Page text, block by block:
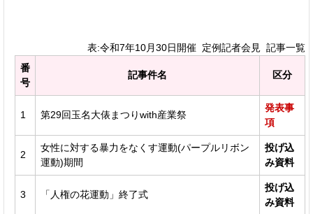
表:令和7年10月30日開催 定例記者会見 記事一覧
番
号
記事件名 区分
1 第29回玉名大俵まつりwith産業祭
発表事
項
2
女性に対する暴力をなくす運動(パープルリボン
運動)期間
投げ込
み資料
3 「人権の花運動」終了式
投げ込
み資料